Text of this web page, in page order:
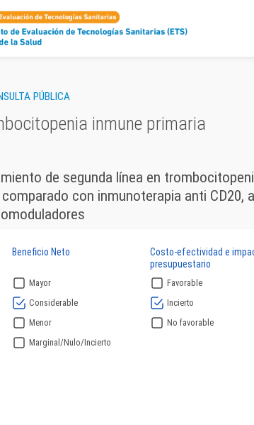
PÚBLICA
inmune primaria
de segunda línea en
con inmunoterapia anti CD20,
Beneficio Neto
Mayor
Considerable
Menor
Marginal/Nulo/Incierto
Costo-efectividad e
presupuestario
Favorable
Incierto
No favorable